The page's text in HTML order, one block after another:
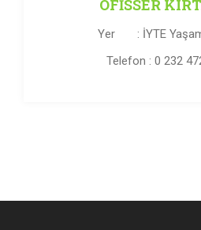
OFISSER
Yer : İYTE
Telefon : 0 232